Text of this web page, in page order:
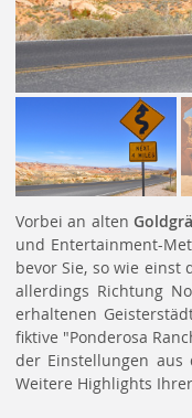
Vorbei an alten
und Entertainment-
bevor Sie, so wie einst
allerdings Richtung
erhaltenen
fiktive "Ponderosa
der Einstellungen aus
Weitere Highlights